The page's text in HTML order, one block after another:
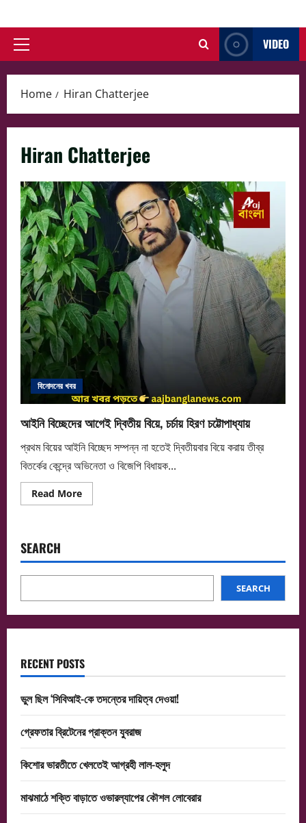
to
contentPrimary
VIDEO
Home Hiran Chatterjee
Hiran Chatterjee
বিনোদনের খবর
আইনি বিচ্ছেদের আগেই দ্বিতীয় বিয়ে, চর্চায় হিরণ চট্টোপাধ্যায়
প্রথম বিয়ের আইনি বিচ্ছেদ সম্পন্ন না হতেই দ্বিতীয়বার বিয়ে করায় তীব্র
বিতর্কের কেন্দ্রে অভিনেতা ও বিজেপি বিধায়ক...
Read MoreRead
more
বিয়ে,
হিরণ
SEARCH
SEARCH
RECENT POSTS
ভুল ছিল ‘সিবিআই-কে তদন্তের দায়িত্ব দেওয়া!
গ্রেফতার ব্রিটেনের প্রাক্তন যুবরাজ
কিশোর ভারতীতে খেলতেই আগ্রহী লাল-হলুদ
মাঝমাঠে শক্তি বাড়াতে ওভারল্যাপের কৌশল লোবেরার